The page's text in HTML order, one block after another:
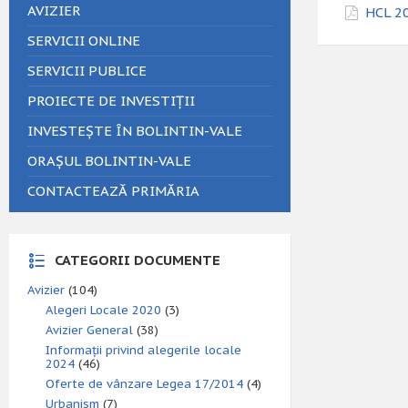
HCL
AVIZIER
SERVICII ONLINE
SERVICII PUBLICE
PROIECTE DE INVESTIȚII
INVESTEȘTE ÎN BOLINTIN-VALE
ORAȘUL BOLINTIN-VALE
CONTACTEAZĂ PRIMĂRIA
CATEGORII DOCUMENTE
Avizier (104)
Alegeri Locale 2020 (3)
Avizier General (38)
Informații privind alegerile locale
2024 (46)
Oferte de vânzare Legea 17/2014 (4)
Urbanism (7)